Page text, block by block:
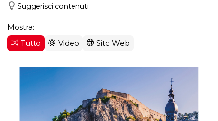
Suggerisci contenuti
Mostra:
Tutto
Video Sito Web